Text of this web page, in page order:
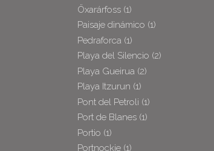
Öxarárfoss (1)
Paisaje dinámico (1)
Pedraforca (1)
Playa del Silencio (2)
Playa Gueirua (2)
Playa Itzurun (1)
Pont del Petroli (1)
Port de Blanes (1)
Portio (1)
Portnockie (1)